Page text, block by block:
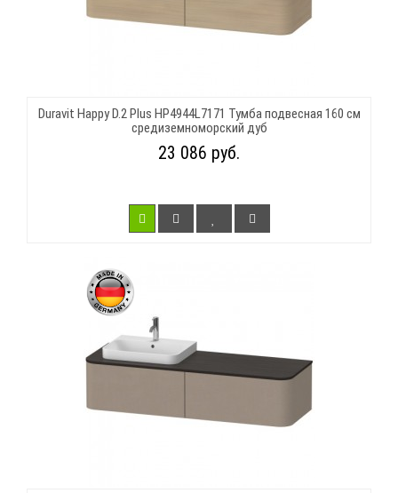
Duravit Happy D.2 Plus HP4944L7171 Тумба подвесная 160 см
средиземноморский дуб
23 086 руб.